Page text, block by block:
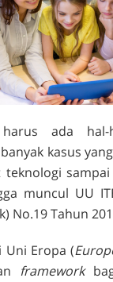
ada
kasus
teknologi
muncul UU
No.19 Tahun
Uni Eropa (
framework